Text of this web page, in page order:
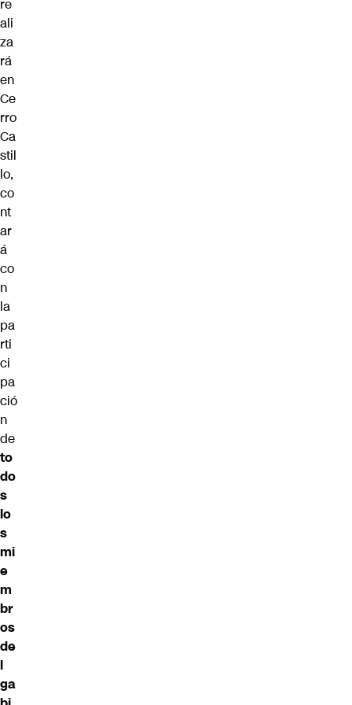
re
ali
za
rá
en
Ce
rro
Ca
stil
lo,
co
nt
ar
á
co
n
la
pa
rti
ci
pa
ció
n
de
to
do
s
lo
s
mi
e
m
br
os
de
l
ga